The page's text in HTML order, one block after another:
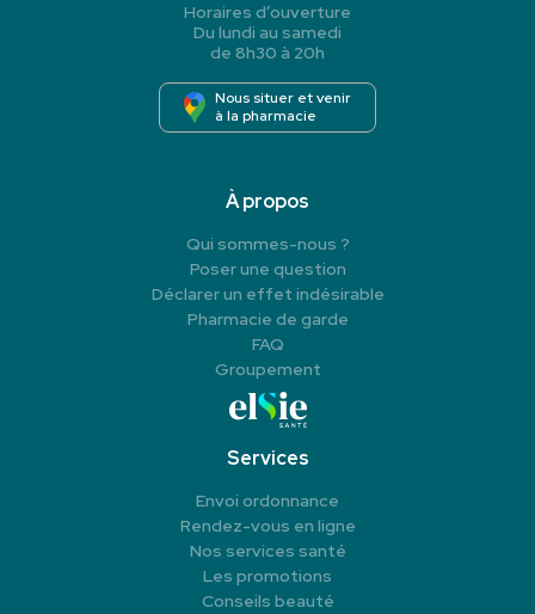
Horaires d’ouverture
Du lundi au samedi
de 8h30 à 20h
Nous situer et venir
à la pharmacie
À propos
Qui sommes-nous ?
Poser une question
Déclarer un effet indésirable
Pharmacie de garde
FAQ
Groupement
Services
Envoi ordonnance
Rendez-vous en ligne
Nos services santé
Les promotions
Conseils beauté